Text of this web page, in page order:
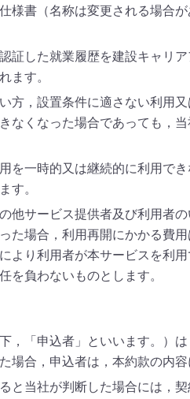
書（名称は変更される場合
した就業履歴を建設キャリ
ます。
，設置条件に適さない利用
なくなった場合であっても，
一時的又は継続的に利用で
す。
サービス提供者及び利用者
た場合，利用再開にかかる費
より利用者が本サービスを利
を負わないものとします。
「申込者」といいます。）
合，申込者は，本約款の内容
当社が判断した場合には，